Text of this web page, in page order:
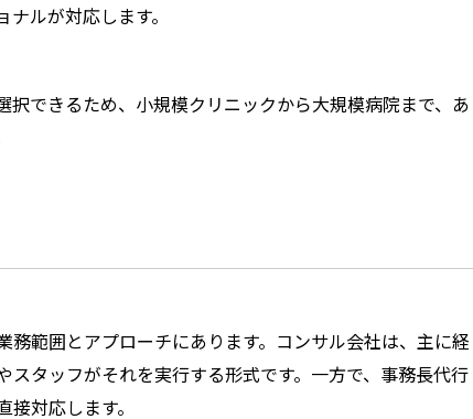
ルが対応します。
できるため、小規模クリニックから大規模病院まで、あ
務範囲とアプローチにあります。コンサル会社は、主に経
スタッフがそれを実行する形式です。一方で、事務長代行
対応します。